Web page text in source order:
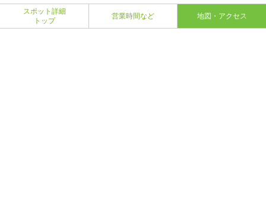
スポット詳細
トップ
営業時間など 地図・アクセス